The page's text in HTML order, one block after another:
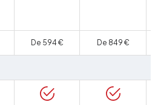
De 594 € De 849 €